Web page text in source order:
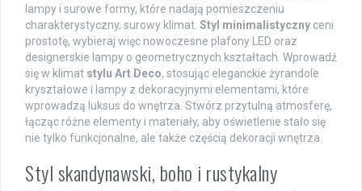
lampy i surowe formy, które nadają pomieszczeniu
charakterystyczny, surowy klimat. Styl minimalistyczny ceni
prostotę, wybieraj więc nowoczesne plafony LED oraz
designerskie lampy o geometrycznych kształtach. Wprowadź
się w klimat stylu Art Deco, stosując eleganckie żyrandole
kryształowe i lampy z dekoracyjnymi elementami, które
wprowadzą luksus do wnętrza. Stwórz przytulną atmosferę,
łącząc różne elementy i materiały, aby oświetlenie stało się
nie tylko funkcjonalne, ale także częścią dekoracji wnętrza.
Styl skandynawski, boho i rustykalny